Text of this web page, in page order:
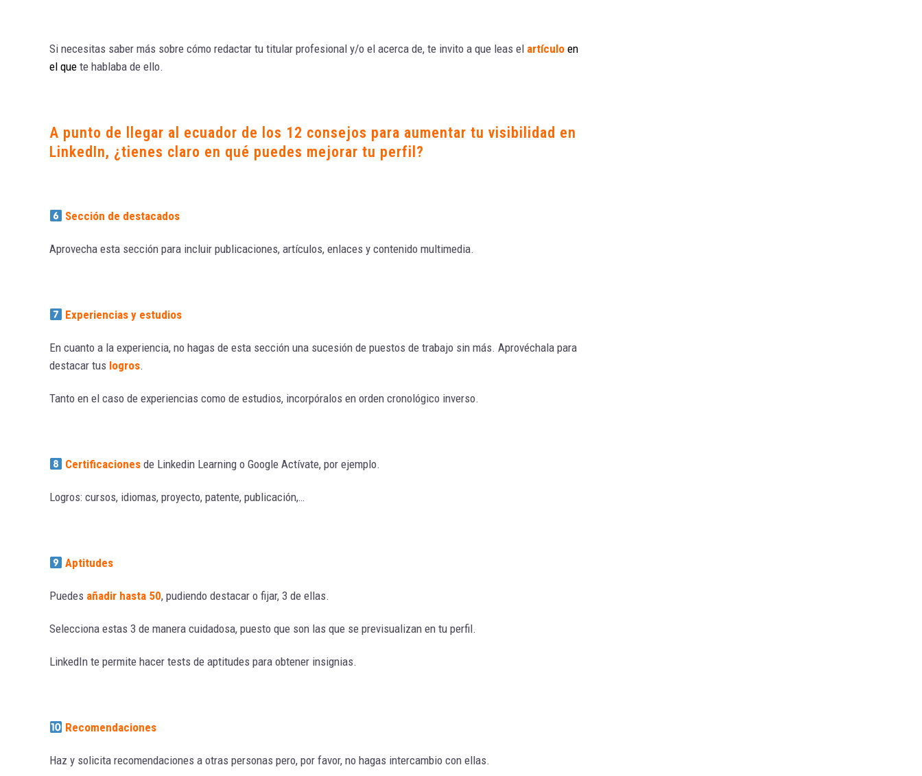
Si necesitas saber más sobre cómo redactar tu titular profesional y/o el acerca de, te invito a que leas el artículo en
el que te hablaba de ello.
A punto de llegar al ecuador de los 12 consejos para aumentar tu visibilidad en
LinkedIn, ¿tienes claro en qué puedes mejorar tu perfil?
Sección de destacados
Aprovecha esta sección para incluir publicaciones, artículos, enlaces y contenido multimedia.
Experiencias y estudios
En cuanto a la experiencia, no hagas de esta sección una sucesión de puestos de trabajo sin más. Aprovéchala para
destacar tus logros.
Tanto en el caso de experiencias como de estudios, incorpóralos en orden cronológico inverso.
Certificaciones de Linkedin Learning o Google Actívate, por ejemplo.
Logros: cursos, idiomas, proyecto, patente, publicación,…
Aptitudes
Puedes añadir hasta 50, pudiendo destacar o fijar, 3 de ellas.
Selecciona estas 3 de manera cuidadosa, puesto que son las que se previsualizan en tu perfil.
LinkedIn te permite hacer tests de aptitudes para obtener insignias.
Recomendaciones
Haz y solicita recomendaciones a otras personas pero, por favor, no hagas intercambio con ellas.